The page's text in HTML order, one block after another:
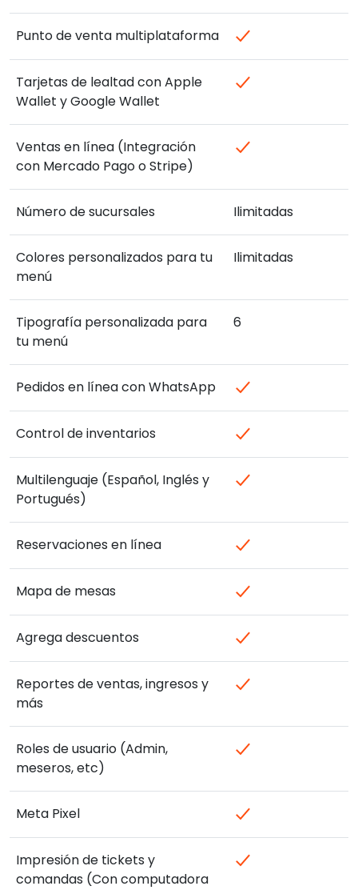
Punto de venta multiplataforma
Tarjetas de lealtad con Apple
Wallet y Google Wallet
Ventas en línea (Integración
con Mercado Pago o Stripe)
Número de sucursales Ilimitadas
Colores personalizados para tu
menú
Ilimitadas
Tipografía personalizada para
tu menú
6
Pedidos en línea con WhatsApp
Control de inventarios
Multilenguaje (Español, Inglés y
Portugués)
Reservaciones en línea
Mapa de mesas
Agrega descuentos
Reportes de ventas, ingresos y
más
Roles de usuario (Admin,
meseros, etc)
Meta Pixel
Impresión de tickets y
comandas (Con computadora